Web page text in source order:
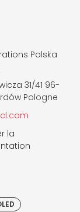
Polska
31/41 96-
Pologne
la